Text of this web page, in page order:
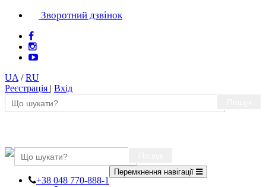
Зворотний дзвінок
UA /RU
Реєстрація | Вхід
+38 048 770-888-1
Перемкнення навігації